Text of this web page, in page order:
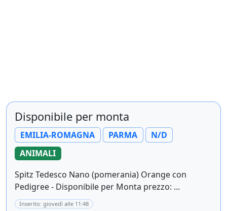
Disponibile per monta
EMILIA-ROMAGNA PARMA
N/D
ANIMALI
Spitz Tedesco Nano (pomerania) Orange con
Pedigree - Disponibile per Monta prezzo: ...
Inserito: giovedì alle 11:48